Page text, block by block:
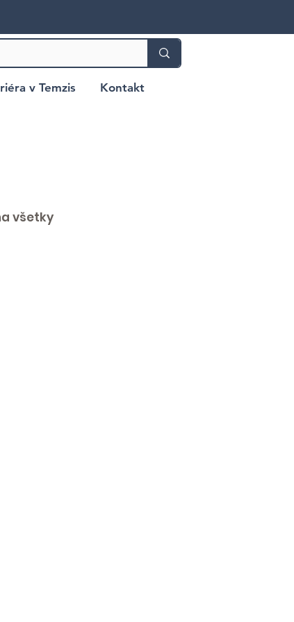
v Temzis Kontakt
všetky